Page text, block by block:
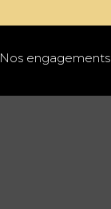
Nos engagements